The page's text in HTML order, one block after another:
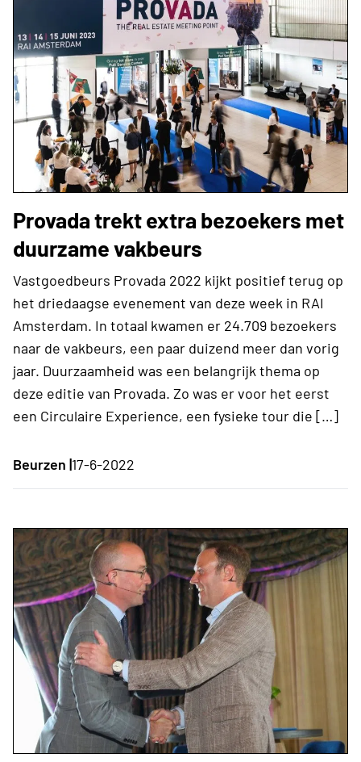
Provada trekt extra bezoekers met
duurzame vakbeurs
Vastgoedbeurs Provada 2022 kijkt positief terug op
het driedaagse evenement van deze week in RAI
Amsterdam. In totaal kwamen er 24.709 bezoekers
naar de vakbeurs, een paar duizend meer dan vorig
jaar. Duurzaamheid was een belangrijk thema op
deze editie van Provada. Zo was er voor het eerst
een Circulaire Experience, een fysieke tour die […]
Beurzen |17-6-2022